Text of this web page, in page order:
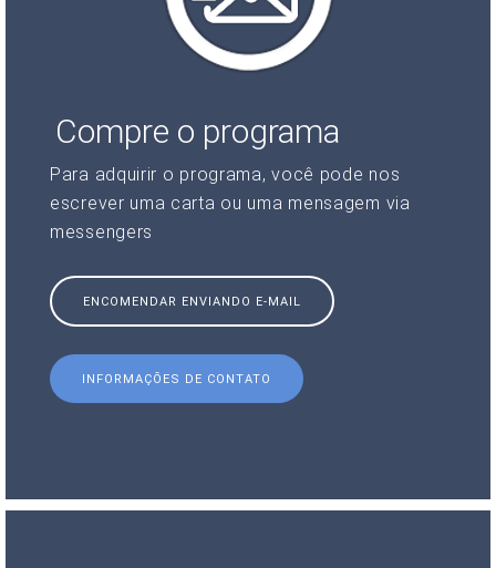
Compre o programa
Para adquirir o programa, você pode nos
escrever uma carta ou uma mensagem via
messengers
ENCOMENDAR ENVIANDO E-MAIL
INFORMAÇÕES DE CONTATO